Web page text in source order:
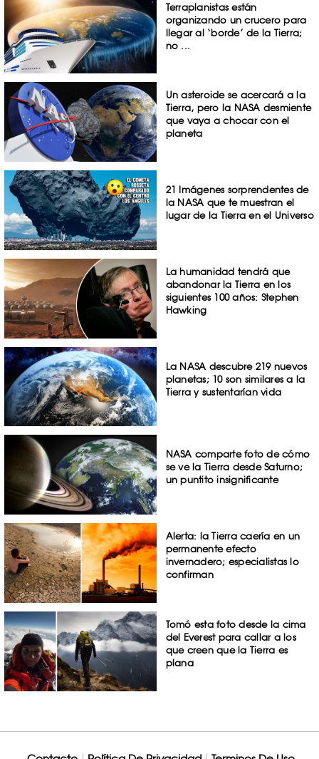
Terraplanistas están
organizando un crucero para
llegar al ‘borde’ de la Tierra;
no ...
Un asteroide se acercará a la
Tierra, pero la NASA desmiente
que vaya a chocar con el
planeta
21 Imágenes sorprendentes de
la NASA que te muestran el
lugar de la Tierra en el Universo
La humanidad tendrá que
abandonar la Tierra en los
siguientes 100 años: Stephen
Hawking
La NASA descubre 219 nuevos
planetas; 10 son similares a la
Tierra y sustentarían vida
NASA comparte foto de cómo
se ve la Tierra desde Saturno;
un puntito insignificante
Alerta: la Tierra caería en un
permanente efecto
invernadero; especialistas lo
confirman
Tomó esta foto desde la cima
del Everest para callar a los
que creen que la Tierra es
plana